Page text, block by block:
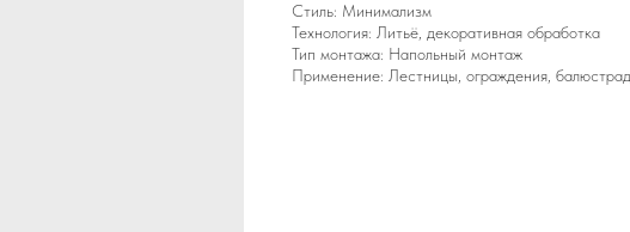
Стиль: Минимализм
Технология: Литьё, декоративная обработка
Тип монтажа: Напольный монтаж
Применение: Лестницы, ограждения,